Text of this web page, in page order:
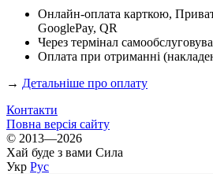
Онлайн-оплата карткою,
GooglePay, QR
Через термінал
Оплата при отриманні
→ Детальніше про оплату
Контакти
Повна версія сайту
© 2013—2026
Хай буде з вами Сила
Укр Рус